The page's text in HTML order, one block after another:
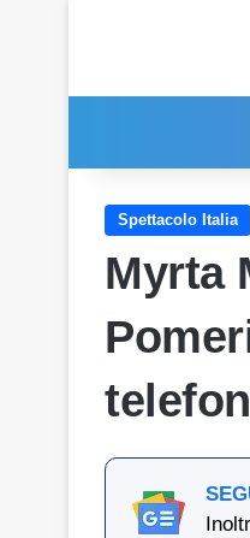
Spettacolo Italia
Myrta